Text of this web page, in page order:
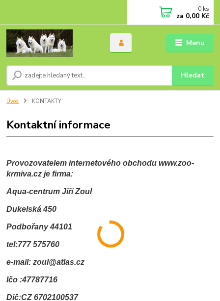
Menu
Hledat
0 ks
za 0,00 Kč
Úvod KONTAKTY
Kontaktní informace
Provozovatelem internetového obchodu www.zoo-
krmiva.cz je firma:
Aqua-centrum Jiří Zoul
Dukelská 450
Podbořany 44101
tel:777 575760
e-mail: zoul@atlas.cz
Ičo :47787716
Dič:CZ 6702100537